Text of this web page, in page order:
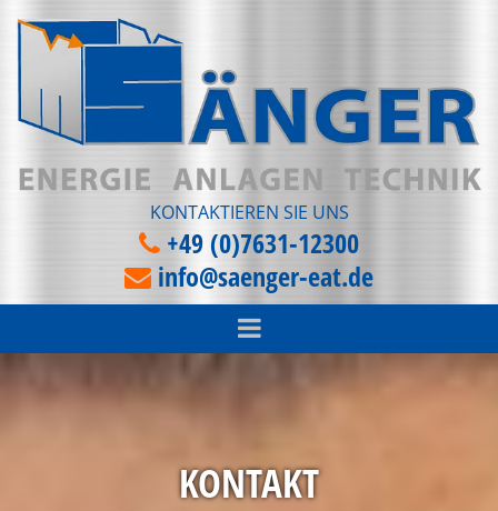
KONTAKTIEREN SIE UNS
 +49 (0)7631-12300
 info@saenger-eat.de
KONTAKT